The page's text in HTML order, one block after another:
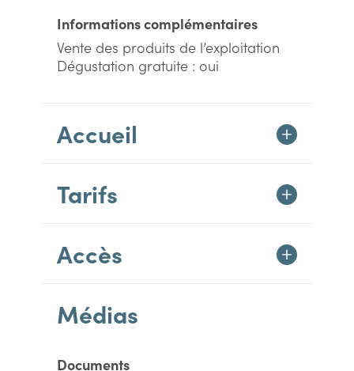
Informations complémentaires
Vente des produits de l’exploitation
Dégustation gratuite : oui
Accueil
Tarifs
Accès
Médias
Documents